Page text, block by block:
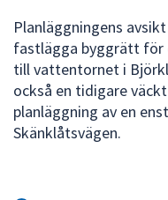
Planläggningens
fastlägga byggrätt för
till vattentornet i
också en tidigare
planläggning av en
Skänklåtsvägen.